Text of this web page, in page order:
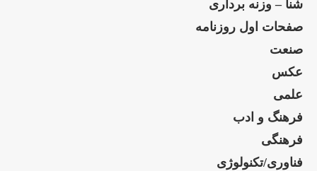
شنا – وزنه برداری
صفحات اول روزنامه
صنعت
عکس
علمی
فرهنگ و ادب
فرهنگی
فناوری/تکنولوژی